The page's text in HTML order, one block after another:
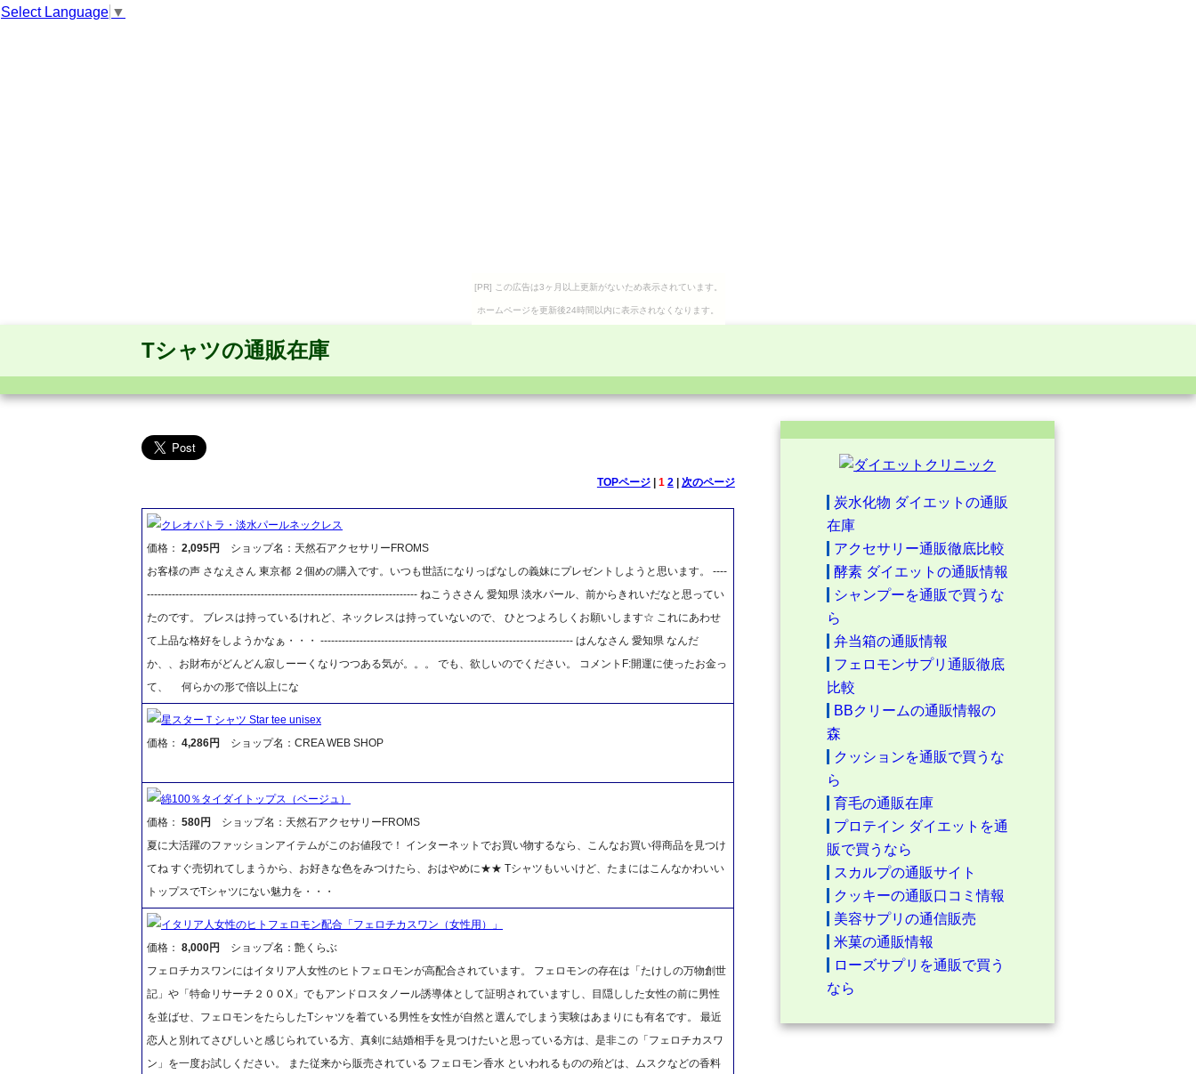
Select Language ▼
[PR] この広告は3ヶ月以上更新がないため表示されています。
ホームページを更新後24時間以内に表示されなくなります。
Tシャツの通販在庫
TOPページ| 1 2| 次のページ
クレオパトラ・淡水パールネックレス
価格： 2,095円
ショップ名：天然石アクセサリーFROMS
お客様の声 さなえさん 東京都 ２個めの購入です。いつも世話になりっぱなしの義妹にプレゼントしようと思います。 ----
---------------------------------------------------------------------------- ねこうささん 愛知県 淡水パール、前からきれいだなと思ってい
たのです。 ブレスは持っているけれど、ネックレスは持っていないので、 ひとつよろしくお願いします☆ これにあわせ
て上品な格好をしようかなぁ・・・ ----------------------------------------------------------------------- はんなさん 愛知県 なんだ
か、、お財布がどんどん寂しーーくなりつつある気が。。。 でも、欲しいのでください。 コメントF:開運に使ったお金っ
て、 何らかの形で倍以上にな
星スターＴシャツ Star tee unisex
価格： 4,286円 ショップ名：CREA WEB SHOP
綿100％タイダイトップス（ベージュ）
価格： 580円
ショップ名：天然石アクセサリーFROMS
夏に大活躍のファッションアイテムがこのお値段で！ インターネットでお買い物するなら、こんなお買い得商品を見つけ
てね すぐ売切れてしまうから、お好きな色をみつけたら、おはやめに★★ Tシャツもいいけど、たまにはこんなかわいい
トップスでTシャツにない魅力を・・・
イタリア人女性のヒトフェロモン配合「フェロチカスワン（女性用）」
価格： 8,000円
ショップ名：艶くらぶ
フェロチカスワンにはイタリア人女性のヒトフェロモンが高配合されています。 フェロモンの存在は「たけしの万物創世
記」や「特命リサーチ２００X」でもアンドロスタノール誘導体として証明されていますし、目隠しした女性の前に男性
を並ばせ、フェロモンをたらしたTシャツを着ている男性を女性が自然と選んでしまう実験はあまりにも有名です。 最近
恋人と別れてさびしいと感じられている方、真剣に結婚相手を見つけたいと思っている方は、是非この「フェロチカスワ
ン」を一度お試しください。 また従来から販売されている フェロモン香水 といわれるものの殆どは、ムスクなどの香料
炭水化物 ダイエットの通販
在庫
アクセサリー通販徹底比較
酵素 ダイエットの通販情報
シャンプーを通販で買うな
ら
弁当箱の通販情報
フェロモンサプリ通販徹底
比較
BBクリームの通販情報の
森
クッションを通販で買うな
ら
育毛の通販在庫
プロテイン ダイエットを通
販で買うなら
スカルプの通販サイト
クッキーの通販口コミ情報
美容サプリの通信販売
米菓の通販情報
ローズサプリを通販で買う
なら